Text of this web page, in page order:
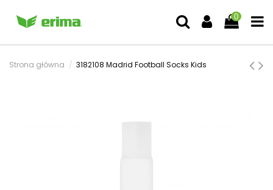
0
Strona główna 3182108 Madrid Football Socks Kids